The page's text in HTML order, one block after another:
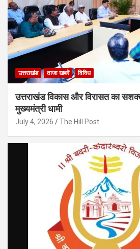
उत्तराखंड ताजा खबरें विविध
उत्तराखंड विकास और विरासत का
मुख्यमंत्री धामी
July 4, 2026 The Hill Post